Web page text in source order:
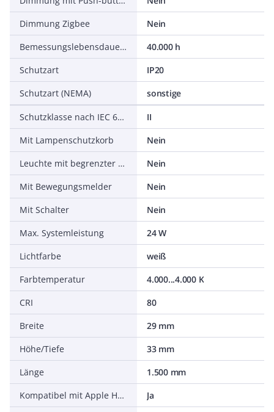
Dimmung Zigbee
Nein
Bemessungslebensdauer L70/B50 bei 25 °C
40.000 h
Schutzart
IP20
Schutzart (NEMA)
sonstige
Schutzklasse nach IEC 61140
II
Mit Lampenschutzkorb
Nein
Leuchte mit begrenzter Oberflächentemperatur D-Zeichen nach EN 60598-2-24
Nein
Mit Bewegungsmelder
Nein
Mit Schalter
Nein
Max. Systemleistung
24 W
Lichtfarbe
weiß
Farbtemperatur
4.000...4.000 K
CRI
80
Breite
29 mm
Höhe/Tiefe
33 mm
Länge
1.500 mm
Kompatibel mit Apple HomeKit
Ja